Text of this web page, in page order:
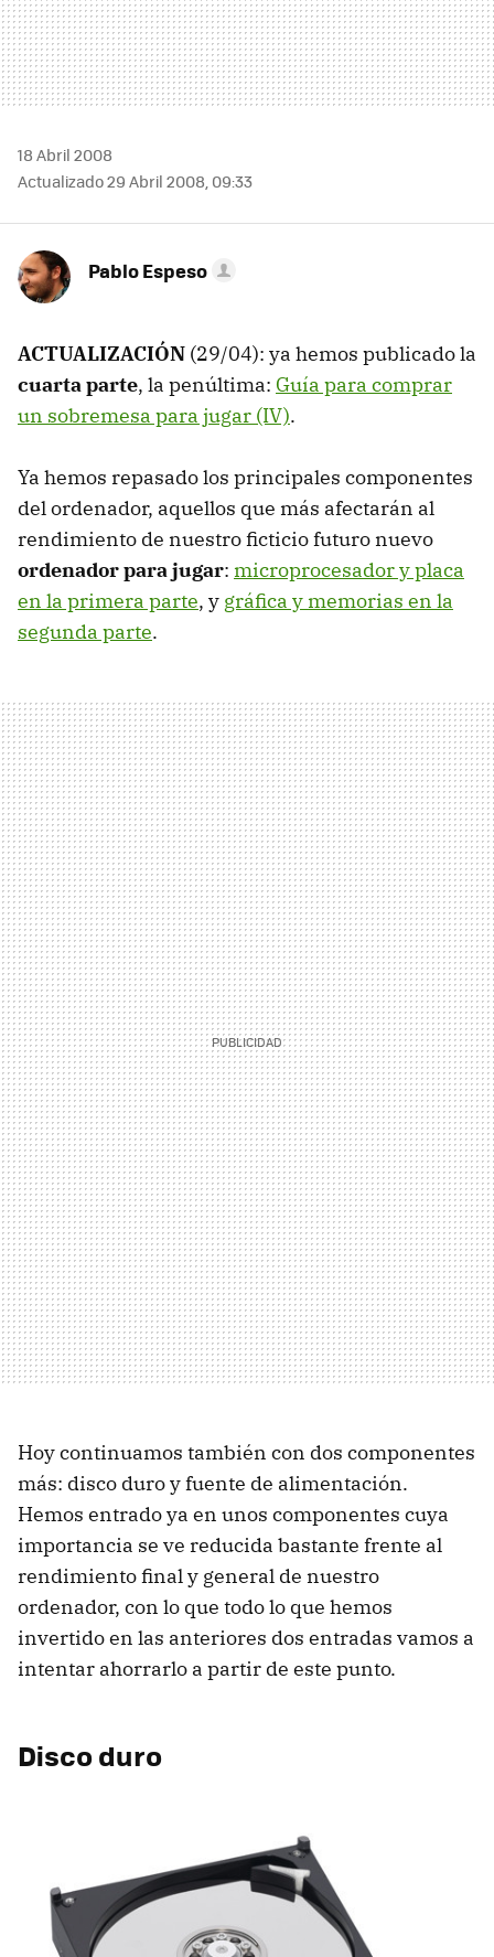
18 Abril 2008
Actualizado 29 Abril 2008, 09:33
Pablo Espeso
ACTUALIZACIÓN (29/04): ya hemos publicado la
cuarta parte, la penúltima: Guía para comprar
un sobremesa para jugar (IV).
Ya hemos repasado los principales componentes
del ordenador, aquellos que más afectarán al
rendimiento de nuestro ficticio futuro nuevo
ordenador para jugar: microprocesador y placa
en la primera parte, y gráfica y memorias en la
segunda parte.
Hoy continuamos también con dos componentes
más: disco duro y fuente de alimentación.
Hemos entrado ya en unos componentes cuya
importancia se ve reducida bastante frente al
rendimiento final y general de nuestro
ordenador, con lo que todo lo que hemos
invertido en las anteriores dos entradas vamos a
intentar ahorrarlo a partir de este punto.
Disco duro